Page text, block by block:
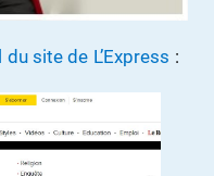
du site de L’Express :